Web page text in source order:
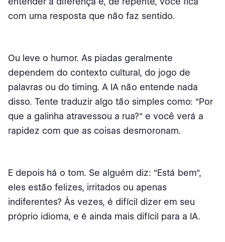
com uma resposta que não faz sentido.
Ou leve o humor. As piadas geralmente
dependem do contexto cultural, do jogo de
palavras ou do timing. A IA não entende nada
disso. Tente traduzir algo tão simples como: "Por
que a galinha atravessou a rua?" e você verá a
rapidez com que as coisas desmoronam.
E depois há o tom. Se alguém diz: "Está bem",
eles estão felizes, irritados ou apenas
indiferentes? Às vezes, é difícil dizer em seu
próprio idioma, e é ainda mais difícil para a IA.